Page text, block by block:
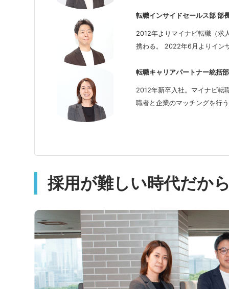
転職インサイドセールス部 部
2012年よりマイナビ転職（求
携わる。 2022年6月よりイン
転職キャリアパートナー統括
2012年新卒入社。マイナビ転
職者と企業のマッチングを行
採用が難しい時代だか